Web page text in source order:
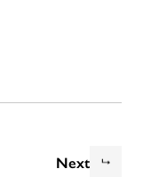
Next